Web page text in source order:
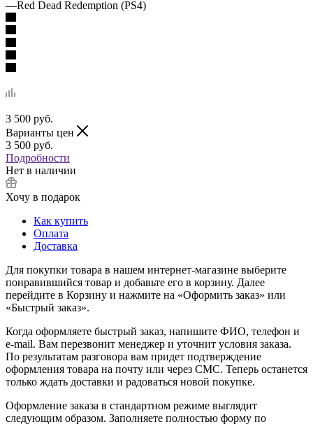
—Red Dead Redemption (PS4)
3 500 руб.
Варианты цен
3 500 руб.
Подробности
Нет в наличии
Хочу в подарок
Как купить
Оплата
Доставка
Для покупки товара в нашем интернет-магазине выберите
понравившийся товар и добавьте его в корзину. Далее
перейдите в Корзину и нажмите на «Оформить заказ» или
«Быстрый заказ».
Когда оформляете быстрый заказ, напишите ФИО, телефон и
e-mail. Вам перезвонит менеджер и уточнит условия заказа.
По результатам разговора вам придет подтверждение
оформления товара на почту или через СМС. Теперь останется
только ждать доставки и радоваться новой покупке.
Оформление заказа в стандартном режиме выглядит
следующим образом. Заполняете полностью форму по